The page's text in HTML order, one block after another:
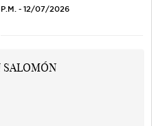
P.M. - 12/07/2026